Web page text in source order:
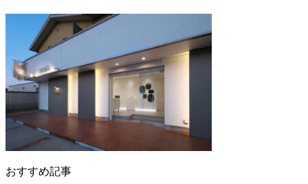
おすすめ記事